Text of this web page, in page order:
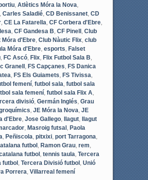
, Atlètics Móra la Nova
Carles Saladié, CD Benissanet, CD
, CE La Fatarella CF Corbera d'Ebre,
CF Gandesa B CF Pinell, Club
Móra d'Ebre, Club Nàutic Flix, club
Móra d'Ebre, esports Falset
, FC Ascó, Flix, Flix Futbol Sala B
Granell, FS Capçanes FS Danica
FS Els Guiamets FS Tivissa
femení, futbol sala futbol sala
sala femení, futbol sala Flix A
divisió, Germán Inglés Grau
JE Móra la Nova JE
d'Ebre, Jose Gallego, llagut, llagut
, Masroig futsal, Paola
Peñiscola pitxixi, port Tarragona
futbol, Ramon Grau, rem
futbol, tennis taula Tercera
futbol, Tercera Divisió futbol, Unió
Porrera Villarreal femení